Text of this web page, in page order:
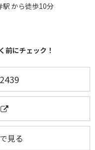
駅 から徒歩10分
前にチェック！
見る